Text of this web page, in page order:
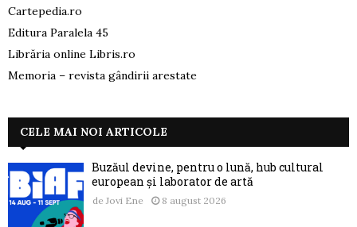
Cartepedia.ro
Editura Paralela 45
Librăria online Libris.ro
Memoria – revista gândirii arestate
CELE MAI NOI ARTICOLE
Buzăul devine, pentru o lună, hub cultural
european și laborator de artă
de Jovi Ene 8 august 2026